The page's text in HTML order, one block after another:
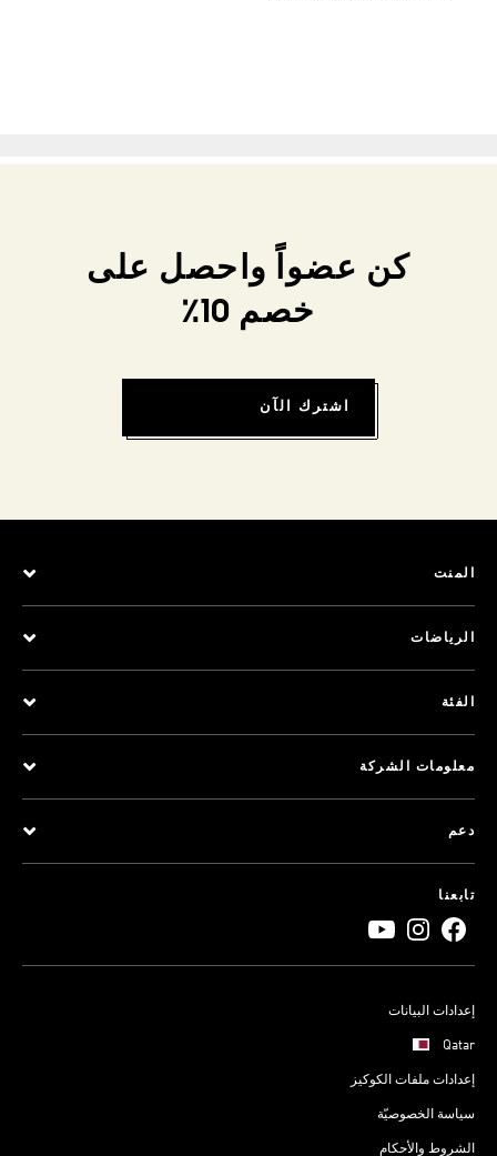
كن عضواً واحصل على
خصم 10٪
اشترك الآن
المنت
الرياضات
الفئة
معلومات الشركة
دعم
تابعنا
إعدادات البيانات
Qatar
إعدادات ملفات الكوكيز
سياسة الخصوصيّة
الشروط والأحكام